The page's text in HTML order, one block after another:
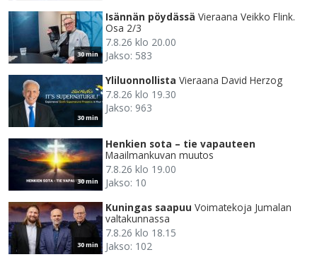
30 min
Isännän pöydässä Vieraana Veikko Flink.
Osa 2/3
7.8.26 klo 20.00
Jakso: 583
30 min
Yliluonnollista Vieraana David Herzog
7.8.26 klo 19.30
Jakso: 963
30 min
Henkien sota – tie vapauteen
Maailmankuvan muutos
7.8.26 klo 19.00
Jakso: 10
30 min
Kuningas saapuu Voimatekoja Jumalan
valtakunnassa
7.8.26 klo 18.15
Jakso: 102